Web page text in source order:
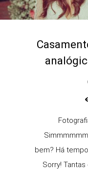
bem? Há
Sorry!